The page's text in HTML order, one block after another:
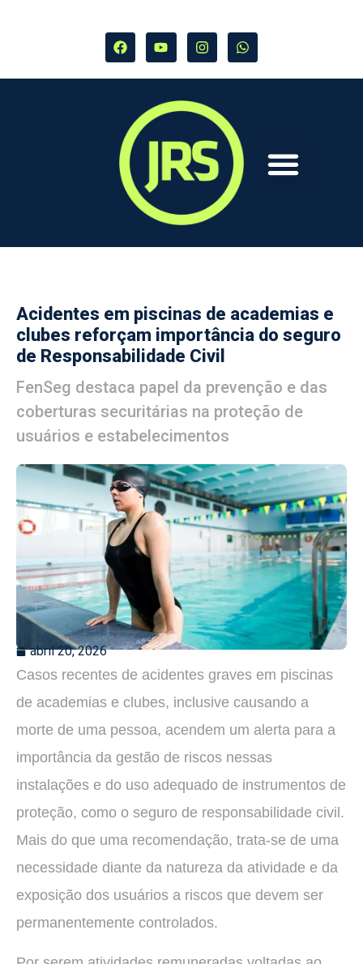
Acidentes em piscinas de academias e
clubes reforçam importância do seguro
de Responsabilidade Civil
FenSeg destaca papel da prevenção e das
coberturas securitárias na proteção de
usuários e estabelecimentos
abril 20, 2026
Casos recentes de acidentes graves em piscinas
de academias e clubes, inclusive causando a
morte de uma pessoa, acendem um alerta para a
importância da gestão de riscos nessas
instalações e do uso adequado de instrumentos de
proteção, como o seguro de responsabilidade civil.
Mais do que uma recomendação, trata-se de uma
necessidade diante da natureza da atividade e da
exposição dos usuários a riscos que devem ser
permanentemente controlados.